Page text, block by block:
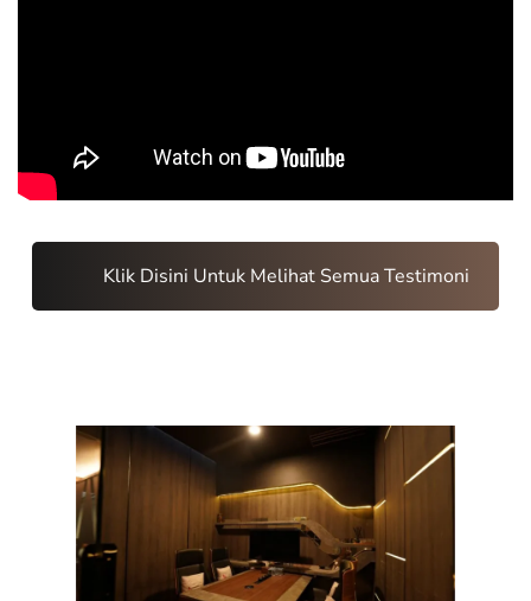
Klik Disini Untuk Melihat Semua Testimoni